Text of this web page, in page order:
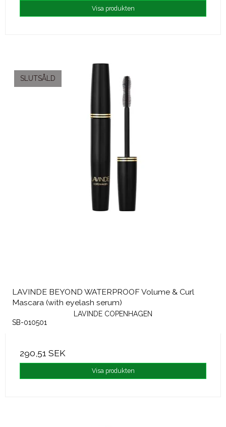
Visa produkten
SLUTSÅLD
LAVINDE BEYOND WATERPROOF Volume & Curl
Mascara (with eyelash serum)
LAVINDE COPENHAGEN
SB-010501
290,51 SEK
Visa produkten